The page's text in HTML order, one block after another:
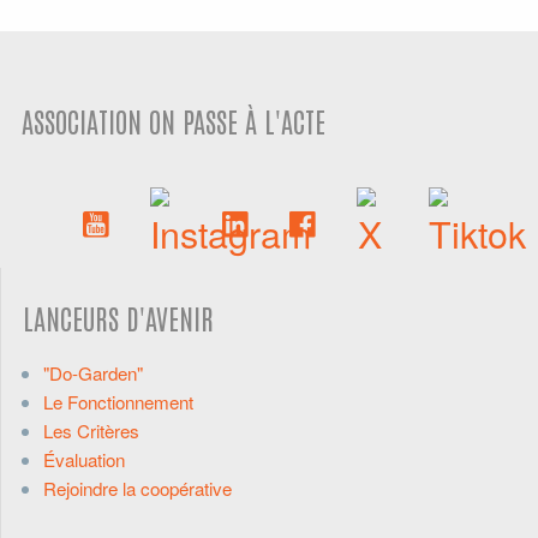
ASSOCIATION ON PASSE À L'ACTE
LANCEURS D'AVENIR
"Do-Garden"
Le Fonctionnement
Les Critères
Évaluation
Rejoindre la coopérative